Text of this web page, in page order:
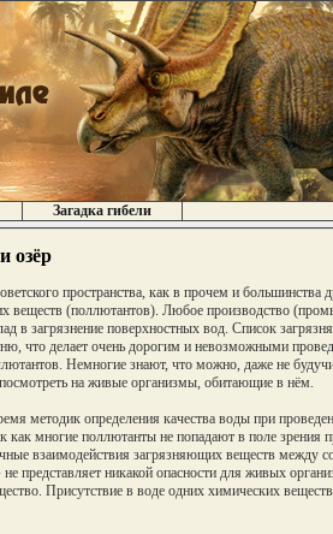
Загадка гибели
озёр
пространства, как в прочем и большинства
веществ (поллютантов). Любое производство
в загрязнение поверхностных вод. Список
что делает очень дорогим и невозможными
Немногие знают, что можно, даже не
на живые организмы, обитающие в нём.
методик определения качества воды при
как многие поллютанты не попадают в поле зрения
взаимодействия загрязняющих веществ между
представляет никакой опасности для живых
Присутствие в воде одних химических